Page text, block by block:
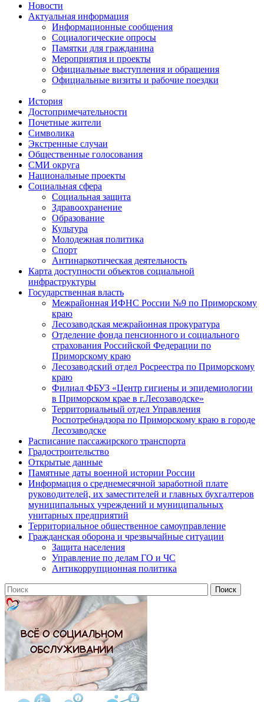
Новости
Актуальная информация
Информационные сообщения
Социалогические опросы
Памятки для гражданина
Мероприятия и проекты
Официальные выступления и обращения
Официальные визиты и рабочие поездки
История
Достопримечательности
Почетные жители
Символика
Экстренные случаи
Общественные голосования
СМИ округа
Национальные проекты
Социальная сфера
Социальная защита
Здравоохранение
Образование
Культура
Молодежная политика
Спорт
Антинаркотическая деятельность
Карта доступности объектов социальной
инфраструктуры
Государственная власть
Межрайонная ИФНС России №9 по Приморскому
краю
Лесозаводская межрайонная прокуратура
Отделение фонда пенсионного и социального
страхования Российской Федерации по
Приморскому краю
Лесозаводский отдел Росреестра по Приморскому
краю
Филиал ФБУЗ «Центр гигиены и эпидемиологии
в Приморском крае в г.Лесозаводске»
Территориальный отдел Управления
Роспотребнадзора по Приморскому краю в городе
Лесозаводске
Расписание пассажирского транспорта
Градостроительство
Открытые данные
Памятные даты военной истории России
Информация о среднемесячной заработной плате
руководителей, их заместителей и главных бухгалтеров
муниципальных учреждений и муниципальных
унитарных предприятий
Территориальное общественное самоуправление
Гражданская оборона и чрезвычайные ситуации
Защита населения
Управление по делам ГО и ЧС
Антикоррупционная политика